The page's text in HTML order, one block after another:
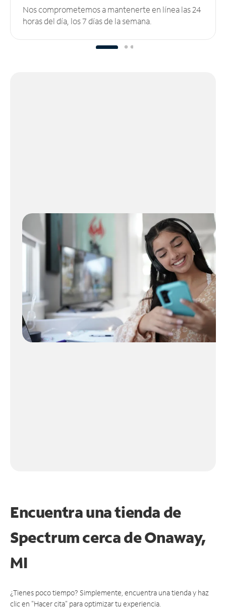
Nos comprometemos a mantenerte en línea las 24
horas del día, los 7 días de la semana.
Encuentra una tienda de
Spectrumcerca de Onaway,
MI
¿Tienes poco tiempo? Simplemente, encuentra una tienda y haz
clic en "Hacer cita" para optimizar tu experiencia.